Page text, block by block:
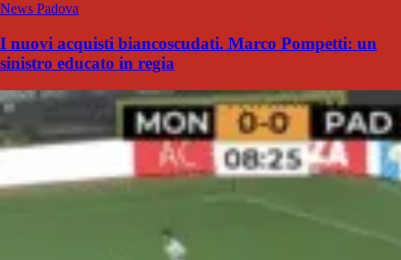
News Padova
I nuovi acquisti biancoscudati. Marco Pompetti: un
sinistro educato in regia